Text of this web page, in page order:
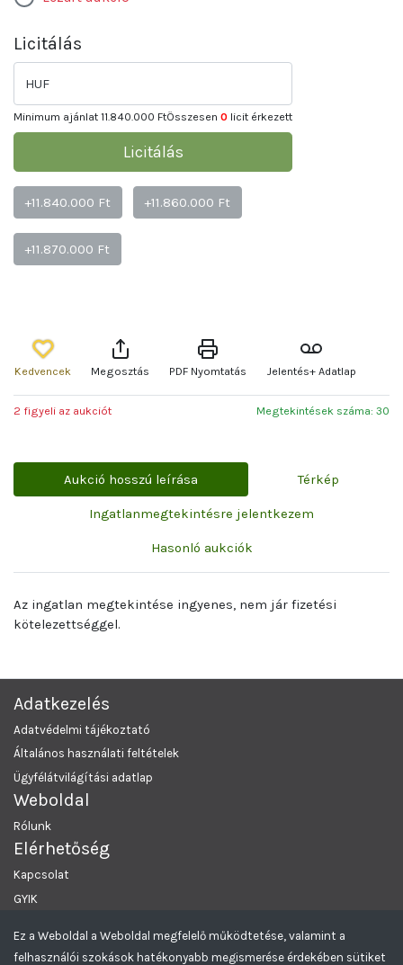
Licitálás
HUF
Minimum ajánlat 11.840.000 FtÖsszesen 0 licit érkezett
Licitálás
+11.840.000 Ft +11.860.000 Ft
+11.870.000 Ft
Kedvencek Megosztás PDF Nyomtatás Jelentés+ Adatlap
2 figyeli az aukciót Megtekintések száma: 30
Aukció hosszú leírása Térkép
Ingatlanmegtekintésre jelentkezem
Hasonló aukciók
Az ingatlan megtekintése ingyenes, nem jár fizetési
kötelezettséggel.
Adatkezelés
Adatvédelmi tájékoztató
Általános használati feltételek
Ügyfélátvilágítási adatlap
Weboldal
Rólunk
Elérhetőség
Kapcsolat
GYIK
MRKL Budapest© 2026 Minden Jog Fenntartva.
Ez a Weboldal a Weboldal megfelelő működtetése, valamint a
felhasználói szokások hatékonyabb megismerése érdekében sütiket